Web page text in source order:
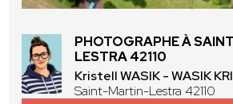
PHOTOGRAPHE À
LESTRA 42110
Kristell WASIK - WASIK
Saint-Martin-Lestra 42110